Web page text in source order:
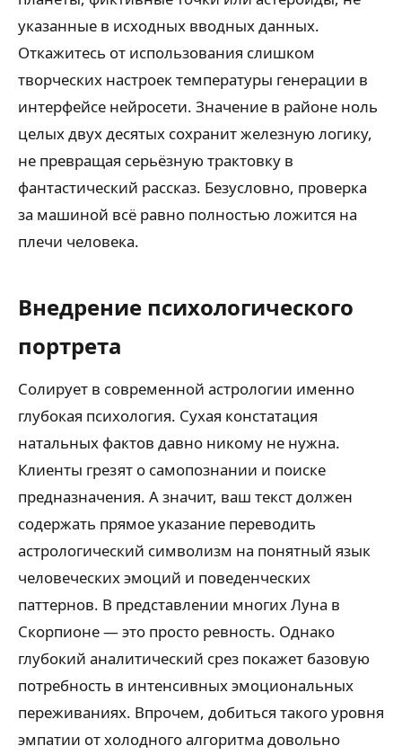
указанные в исходных вводных данных.
Откажитесь от использования слишком
творческих настроек температуры генерации в
интерфейсе нейросети. Значение в районе ноль
целых двух десятых сохранит железную логику,
не превращая серьёзную трактовку в
фантастический рассказ. Безусловно, проверка
за машиной всё равно полностью ложится на
плечи человека.
Внедрение психологического
портрета
Солирует в современной астрологии именно
глубокая психология. Сухая констатация
натальных фактов давно никому не нужна.
Клиенты грезят о самопознании и поиске
предназначения. А значит, ваш текст должен
содержать прямое указание переводить
астрологический символизм на понятный язык
человеческих эмоций и поведенческих
паттернов. В представлении многих Луна в
Скорпионе — это просто ревность. Однако
глубокий аналитический срез покажет базовую
потребность в интенсивных эмоциональных
переживаниях. Впрочем, добиться такого уровня
эмпатии от холодного алгоритма довольно